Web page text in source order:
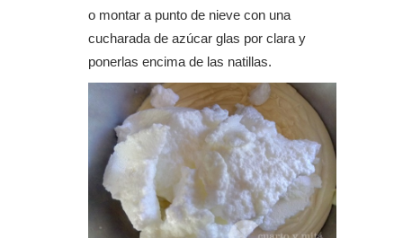
o montar a punto de nieve con una
cucharada de azúcar glas por clara y
ponerlas encima de las natillas.